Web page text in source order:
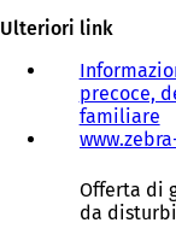
Ulteriori link
precoce,
familiare
Offerta di
da